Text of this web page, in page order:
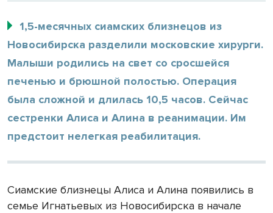
1,5-месячных сиамских близнецов из
Новосибирска разделили московские хирурги.
Малыши родились на свет со сросшейся
печенью и брюшной полостью. Операция
была сложной и длилась 10,5 часов. Сейчас
сестренки Алиса и Алина в реанимации. Им
предстоит нелегкая реабилитация.
Сиамские близнецы Алиса и Алина появились в
семье Игнатьевых из Новосибирска в начале